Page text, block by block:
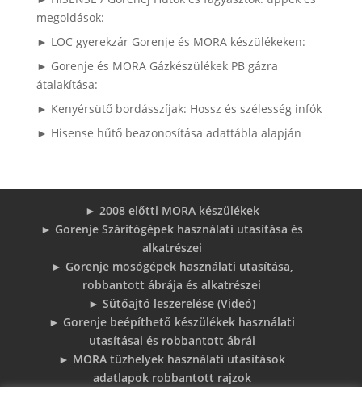
megoldások:
► LOC gyerekzár Gorenje és MORA készülékeken:
► Gorenje és MORA Gázkészülékek PB gázra
átalakítása:
► Kenyérsütő bordásszíjak: Hossz és szélesség infók
► Hisense hűtő beazonosítása adattábla alapján
► 2008 előtti MORA készülékek
► Gorenje Szárítógépek használati utasítása és
alkatrészei
► Gorenje mosógépek használati utasítása,
robbantott ábrája és alkatrészei
► Sütőajtó leszerelése (Videó)
► Gorenje beépíthető készülékek használati
utasításai és robbantott ábrái
► MORA tűzhelyek használati utasítások
adatlapok robbantott rajzok